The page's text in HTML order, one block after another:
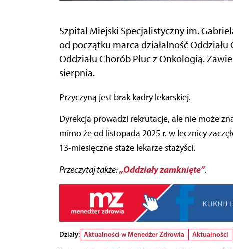
Szpital Miejski Specjalistyczny im.
od początku marca działalność
Oddziału Chorób Płuc z Onkologią.
sierpnia.
Przyczyną jest brak kadry lekarskiej.
Dyrekcja prowadzi rekrutacje, ale nie może
mimo że od listopada 2025 r. w lecznicy
13-miesięczne staże lekarze stażyści.
Przeczytaj także:„Oddziały zamknięte”.
Działy: Aktualności w Menedżer Zdrowia
Aktualności